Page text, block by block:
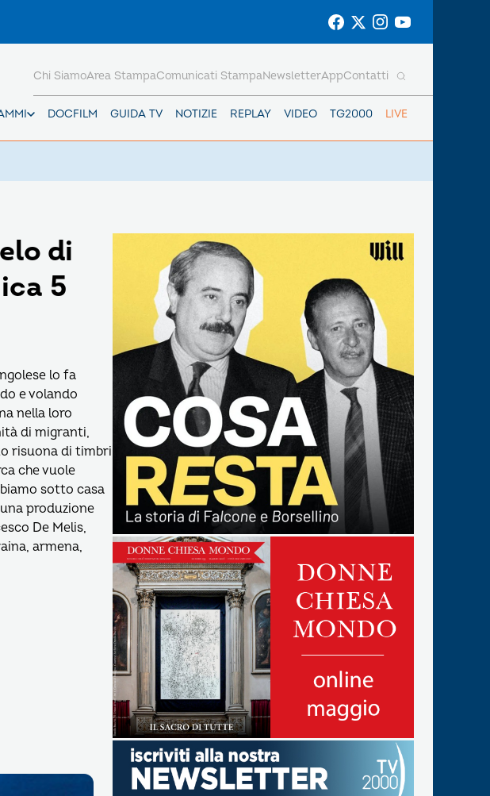
DOCFILM GUIDA TV NOTIZIE REPLAY VIDEO TG2000 LIVE
Chi SiamoArea StampaComunicati StampaNewsletterAppContatti
di
5
lo fa
e volando
nella loro
di migranti,
risuona di timbri
che vuole
sotto casa
una produzione
De Melis,
armena,